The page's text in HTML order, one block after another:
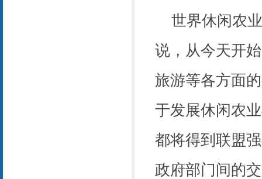
世界休闲农业
说，从今天开
旅游等各方面
于发展休闲农
都将得到联盟
政府部门间的